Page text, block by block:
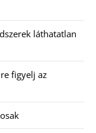
láthatatlan
figyelj az